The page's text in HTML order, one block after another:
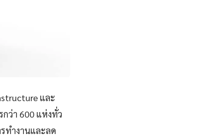
และ
ว่า 600 แห่งทั่ว
ทำงานและลด